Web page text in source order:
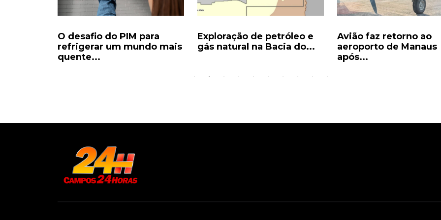
O desafio do PIM para
refrigerar um mundo mais
quente...
Exploração de petróleo e
gás natural na Bacia do...
Avião faz retorno ao
aeroporto de Manaus
após...